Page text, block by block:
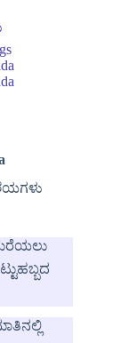
ಮರೆಯಲು